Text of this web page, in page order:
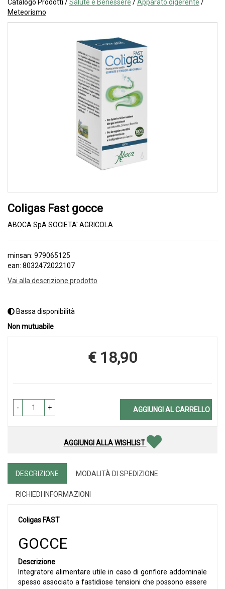
Catalogo Prodotti /Salute e Benessere /Apparato digerente /
Meteorismo
Coligas Fast gocce
ABOCA SpA SOCIETA' AGRICOLA
minsan: 979065125
ean: 8032472022107
Vai alla descrizione prodotto
Bassa disponibilità
Non mutuabile
Prezzo
€ 18,90
- + AGGIUNGI AL CARRELLO
AGGIUNGI ALLA WISHLIST
DESCRIZIONE MODALITÀ DI SPEDIZIONE
RICHIEDI INFORMAZIONI
Coligas FAST
GOCCE
Descrizione
Integratore alimentare utile in caso di gonfiore addominale
spesso associato a fastidiose tensioni che possono essere